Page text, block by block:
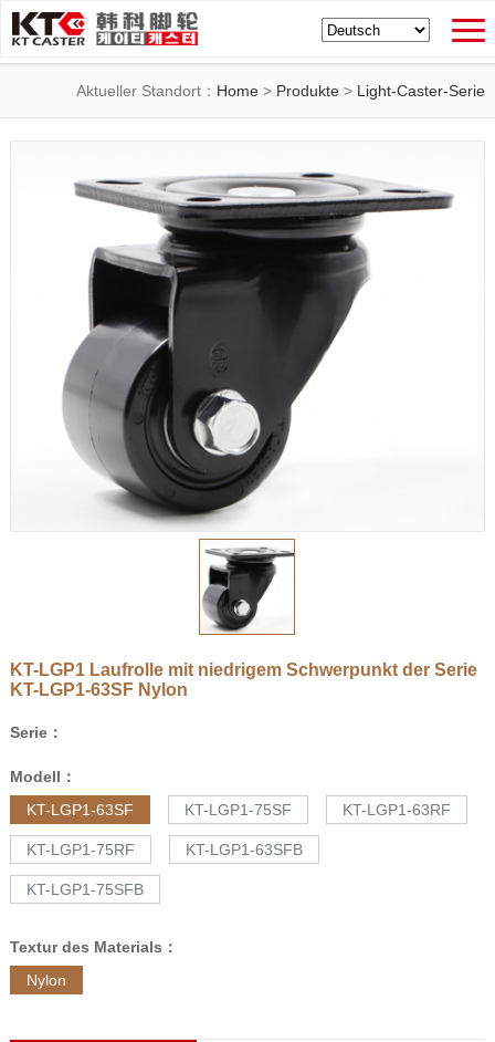
Aktueller Standort： Home > Produkte > Light-Caster-Serie
KT-LGP1 Laufrolle mit niedrigem Schwerpunkt der Serie
KT-LGP1-63SF Nylon
Serie：
Modell：
KT-LGP1-63SF
KT-LGP1-75SF KT-LGP1-63RF
KT-LGP1-75RF KT-LGP1-63SFB
KT-LGP1-75SFB
Textur des Materials：
Nylon